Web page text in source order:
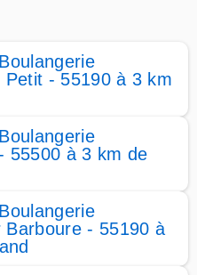
- 55190 à 3 km
55500 à 3 km de
- 55190 à